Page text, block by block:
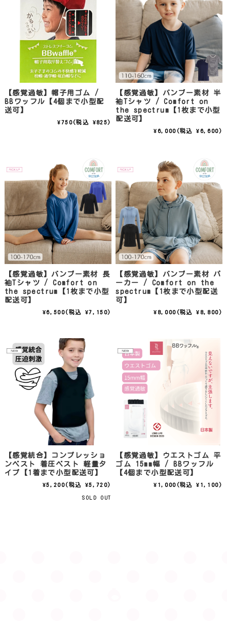
【感覚過敏】帽子用ゴム /
BBワッフル【4個まで小型配
送可】
¥750(税込 ¥825)
【感覚過敏】バンブー素材 半
袖Tシャツ / Comfort on
the spectrum【1枚まで小型
配送可】
¥6,000 (税込 ¥6,600)
【感覚過敏】バンブー素材 長
袖Tシャツ / Comfort on
the spectrum【1枚まで小型
配送可】
¥6,500(税込 ¥7,150)
【感覚過敏】バンブー素材 パ
ーカー / Comfort on the
spectrum【1枚まで小型配送
可】
¥8,000 (税込 ¥8,800)
【感覚統合】コンプレッショ
ンベスト 着圧ベスト 軽量タ
イプ【1着まで小型配送可】
¥5,200(税込 ¥5,720)
SOLD OUT
【感覚過敏】ウエストゴム 平
ゴム 15mm幅 / BBワッフル
【4個まで小型配送可】
¥1,000 (税込 ¥1,100)